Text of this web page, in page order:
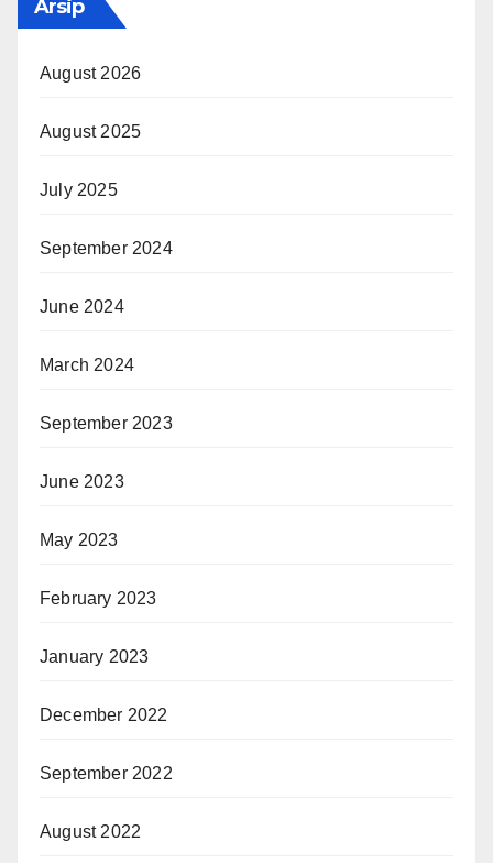
Arsip
August 2026
August 2025
July 2025
September 2024
June 2024
March 2024
September 2023
June 2023
May 2023
February 2023
January 2023
December 2022
September 2022
August 2022